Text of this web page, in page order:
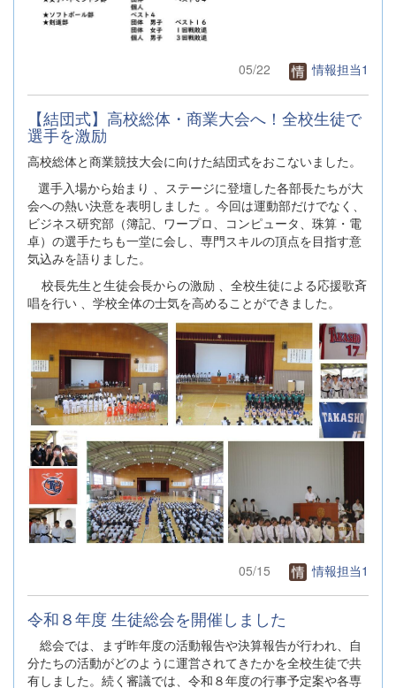
05/22 情報担当1
【結団式】高校総体・商業大会へ！全校生徒で
選手を激励
高校総体と商業競技大会に向けた結団式をおこないました。
選手入場から始まり 、ステージに登壇した各部長たちが大
会への熱い決意を表明しました 。今回は運動部だけでなく、
ビジネス研究部（簿記、ワープロ、コンピュータ、珠算・電
卓）の選手たちも一堂に会し、専門スキルの頂点を目指す意
気込みを語りました。
校長先生と生徒会長からの激励 、全校生徒による応援歌斉
唱を行い 、学校全体の士気を高めることができました。
05/15 情報担当1
令和８年度 生徒総会を開催しました
総会では、まず昨年度の活動報告や決算報告が行われ、自
分たちの活動がどのように運営されてきたかを全校生徒で共
有しました。続く審議では、令和８年度の行事予定案や各専